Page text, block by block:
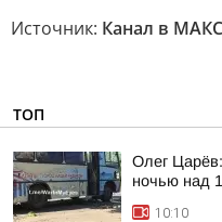
Источник: Канал в
ТОП
Олег
ночью над
10:10